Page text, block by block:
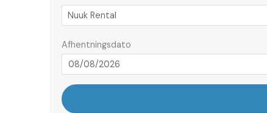
Afhentningsdato